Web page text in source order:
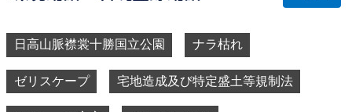
環境用語 新規登録用語
日高山脈襟裳十勝国立公園 ナラ枯れ